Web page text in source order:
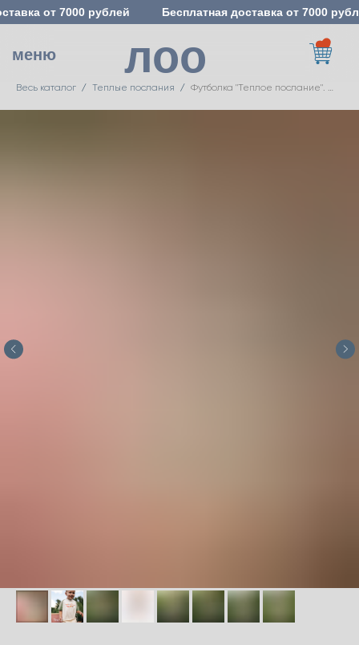
от 7000 рублей Бесплатная доставка от 7000
лоо
Весь каталог Теплые послания